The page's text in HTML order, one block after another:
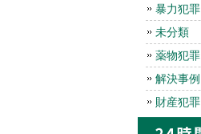
暴力犯罪
未分類
薬物犯罪
解決事例
財産犯罪